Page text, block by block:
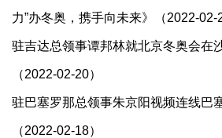
力”办冬奥，携手向未来》（2022-02-
驻吉达总领事谭邦林就北京冬奥会在
（2022-02-20）
驻巴塞罗那总领事朱京阳视频连线巴
（2022-02-18）